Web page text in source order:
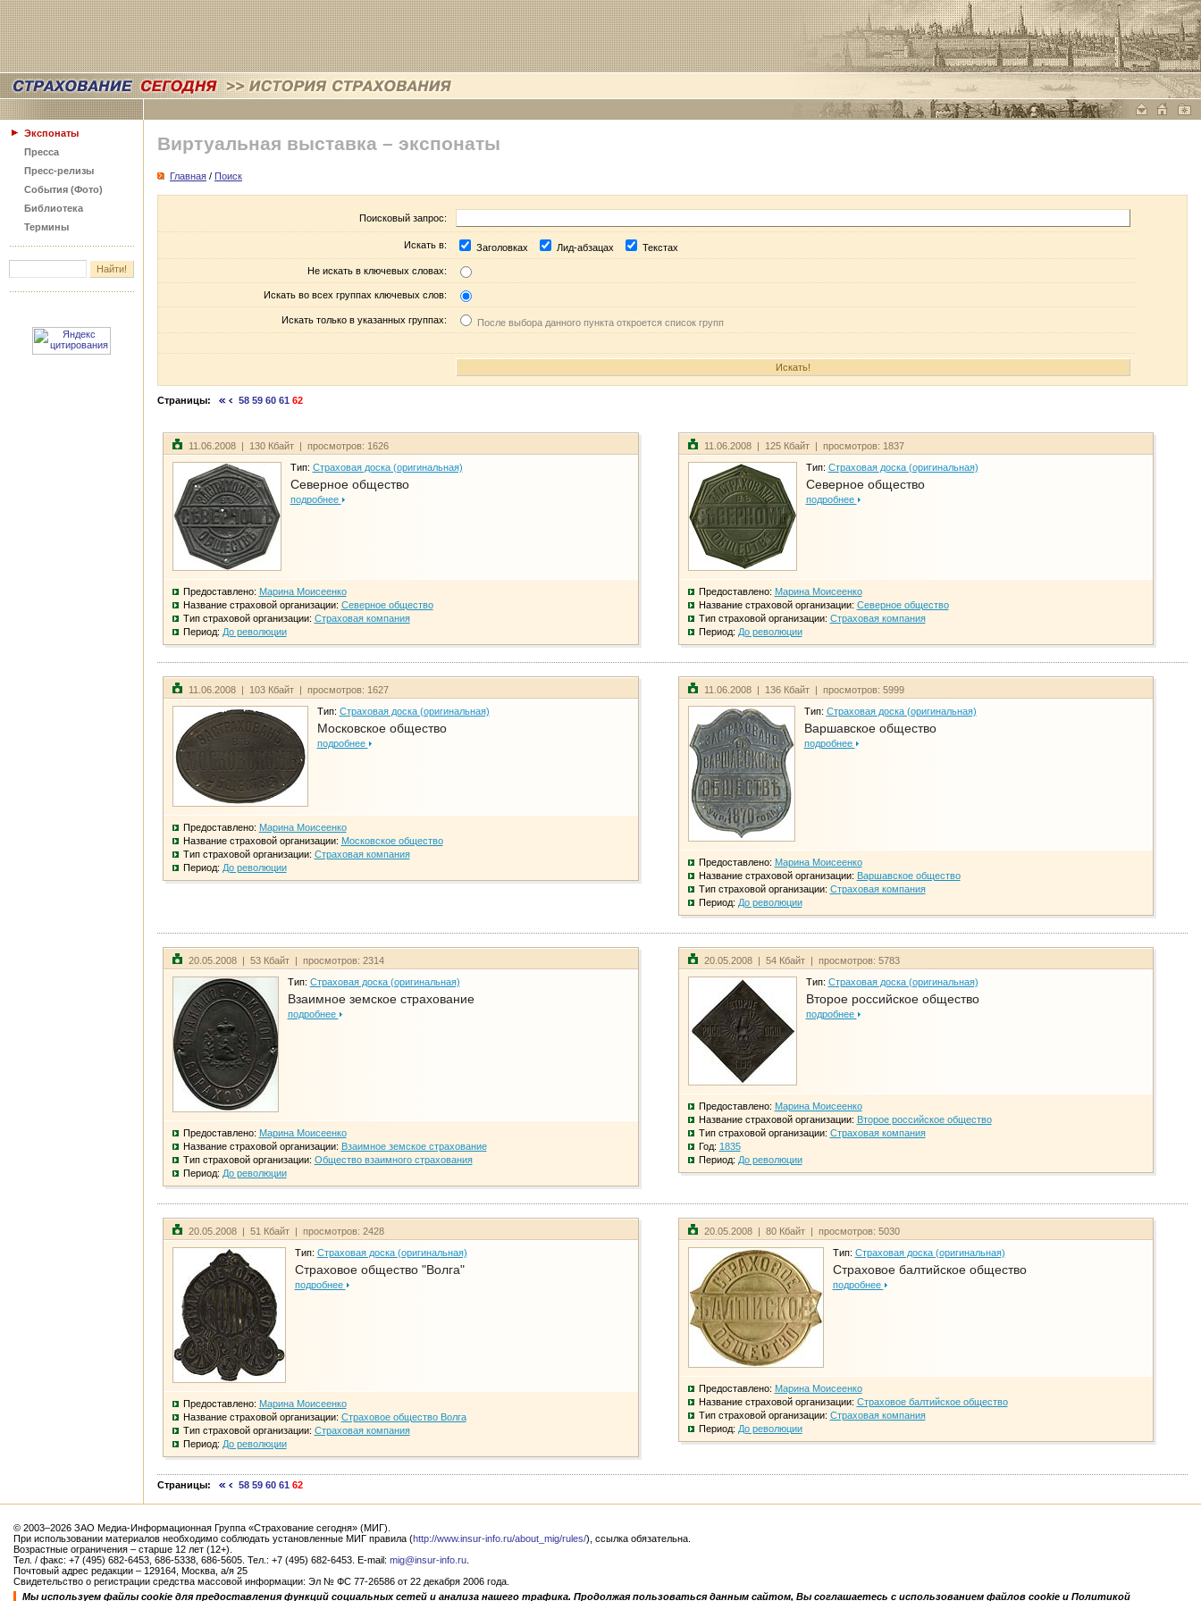
Экспонаты
Пресса
Пресс-релизы
События (Фото)
Библиотека
Термины
Виртуальная выставка – экспонаты
Главная / Поиск
Поисковый запрос:
Искать в: Заголовках Лид-абзацах Текстах
Не искать в ключевых словах:
Искать во всех группах ключевых слов:
Искать только в указанных группах: После выбора данного пункта откроется список групп
Страницы: 58 59 60 61 62
11.06.2008 | 130 Кбайт | просмотров: 1626
Тип: Страховая доска (оригинальная)
Северное общество
подробнее
Предоставлено: Марина Моисеенко
Название страховой организации: Северное общество
Тип страховой организации: Страховая компания
Период: До революции
11.06.2008 | 125 Кбайт | просмотров: 1837
Тип: Страховая доска (оригинальная)
Северное общество
подробнее
Предоставлено: Марина Моисеенко
Название страховой организации: Северное общество
Тип страховой организации: Страховая компания
Период: До революции
11.06.2008 | 103 Кбайт | просмотров: 1627
Тип: Страховая доска (оригинальная)
Московское общество
подробнее
Предоставлено: Марина Моисеенко
Название страховой организации: Московское общество
Тип страховой организации: Страховая компания
Период: До революции
11.06.2008 | 136 Кбайт | просмотров: 5999
Тип: Страховая доска (оригинальная)
Варшавское общество
подробнее
Предоставлено: Марина Моисеенко
Название страховой организации: Варшавское общество
Тип страховой организации: Страховая компания
Период: До революции
20.05.2008 | 53 Кбайт | просмотров: 2314
Тип: Страховая доска (оригинальная)
Взаимное земское страхование
подробнее
Предоставлено: Марина Моисеенко
Название страховой организации: Взаимное земское страхование
Тип страховой организации: Общество взаимного страхования
Период: До революции
20.05.2008 | 54 Кбайт | просмотров: 5783
Тип: Страховая доска (оригинальная)
Второе российское общество
подробнее
Предоставлено: Марина Моисеенко
Название страховой организации: Второе российское общество
Тип страховой организации: Страховая компания
Год: 1835
Период: До революции
20.05.2008 | 51 Кбайт | просмотров: 2428
Тип: Страховая доска (оригинальная)
Страховое общество "Волга"
подробнее
Предоставлено: Марина Моисеенко
Название страховой организации: Страховое общество Волга
Тип страховой организации: Страховая компания
Период: До революции
20.05.2008 | 80 Кбайт | просмотров: 5030
Тип: Страховая доска (оригинальная)
Страховое балтийское общество
подробнее
Предоставлено: Марина Моисеенко
Название страховой организации: Страховое балтийское общество
Тип страховой организации: Страховая компания
Период: До революции
Страницы: 58 59 60 61 62
© 2003–2026 ЗАО Медиа-Информационная Группа «Страхование сегодня» (МИГ).
При использовании материалов необходимо соблюдать установленные МИГ правила (http://www.insur-info.ru/about_mig/rules/), ссылка обязательна.
Возрастные ограничения – старше 12 лет (12+).
Тел. / факс: +7 (495) 682-6453, 686-5338, 686-5605. Тел.: +7 (495) 682-6453. E-mail: mig@insur-info.ru
Почтовый адрес редакции – 129164, Москва, а/я 25
Свидетельство о регистрации средства массовой информации: Эл № ФС 77-26586 от 22 декабря 2006 года.
Мы используем файлы cookie для предоставления функций социальных сетей и анализа нашего трафика. Продолжая пользоваться данным сайтом, Вы соглашаетесь с использованием файлов cookie и Политикой